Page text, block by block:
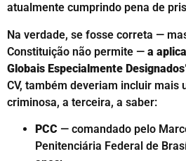
atualmente cumprindo pena de
Na verdade, se fosse correta —
Constituição não permite — a
Globais Especialmente
CV, também deveriam incluir mais
criminosa, a terceira, a saber:
PCC — comandado pelo
Penitenciária Federal de